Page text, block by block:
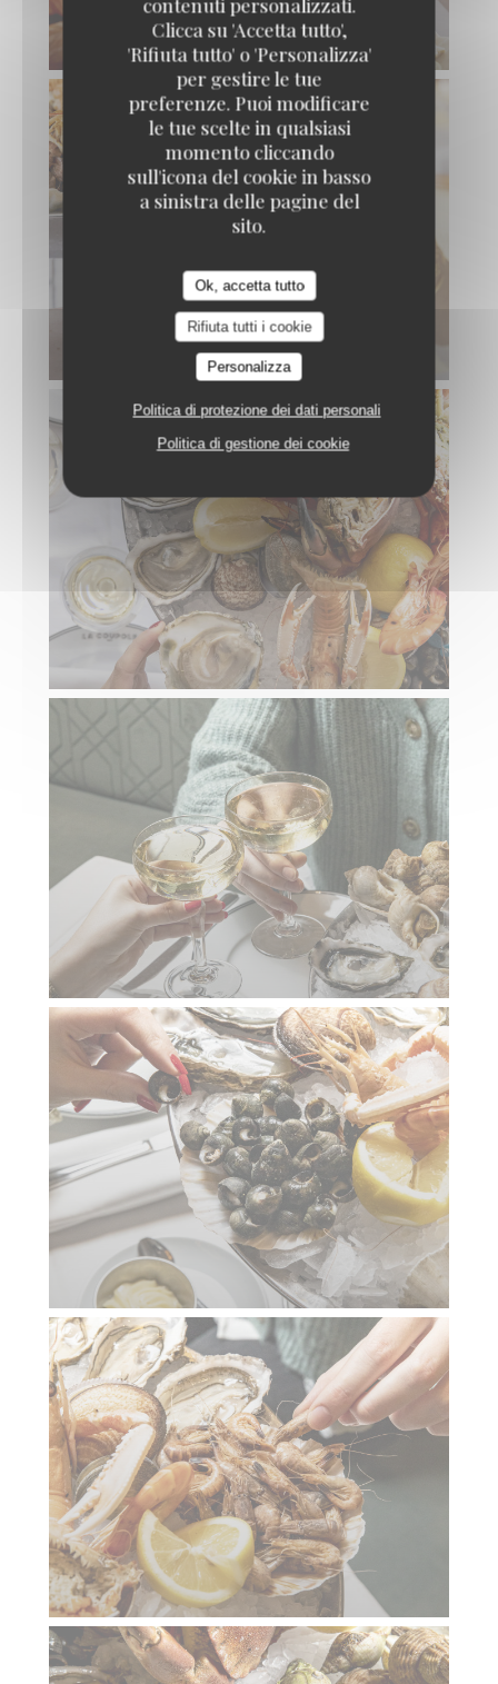
contenuti personalizzati.
Clicca su 'Accetta tutto',
'Rifiuta tutto' o 'Personalizza'
per gestire le tue
preferenze. Puoi modificare
le tue scelte in qualsiasi
momento cliccando
sull'icona del cookie in basso
a sinistra delle pagine del
sito.
Ok, accetta tutto
Rifiuta tutti i cookie
Personalizza
Politica di protezione dei dati personali
Politica di gestione dei cookie